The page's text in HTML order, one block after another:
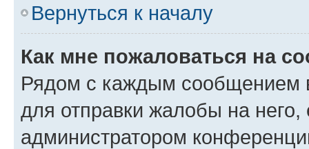
Вернуться к началу
Как мне пожаловаться на
Рядом с каждым сообщением
для отправки жалобы на
администратором